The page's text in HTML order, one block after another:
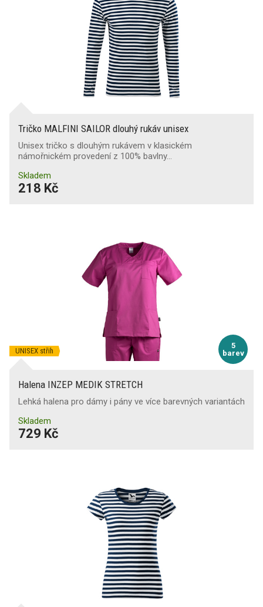
Tričko MALFINI SAILOR dlouhý rukáv unisex
Unisex tričko s dlouhým rukávem v klasickém
námořnickém provedení z 100% bavlny…
Skladem
218 Kč
5
barev
UNISEX střih
Halena INZEP MEDIK STRETCH
Lehká halena pro dámy i pány ve více barevných variantách
Skladem
729 Kč